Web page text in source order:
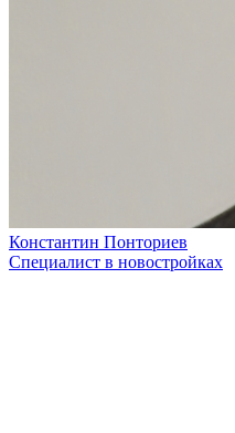
Константин Понториев
Специалист в новостройках